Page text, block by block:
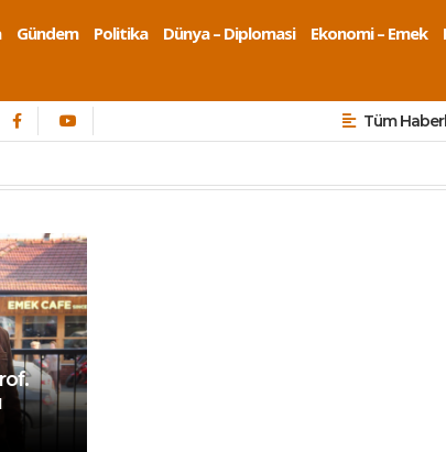
Gündem Politika Dünya – Diplomasi Ekonomi – Emek
Tüm